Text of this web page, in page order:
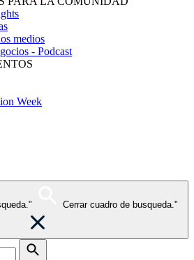
medios
- Podcast
Week
Cerrar cuadro de busqueda."